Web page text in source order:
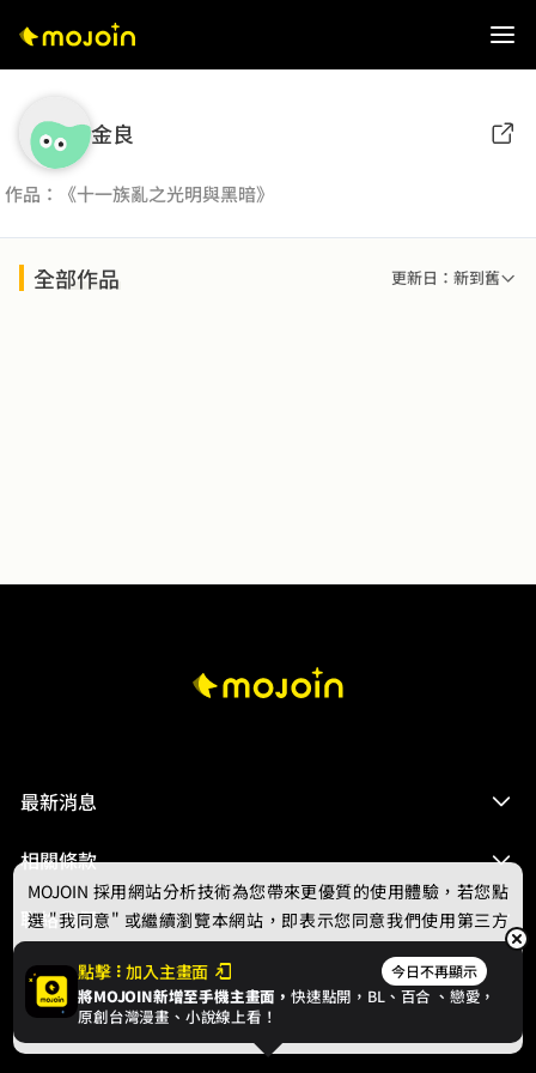
金良
作品：《十一族亂之光明與黑暗》
全部作品 更新日：新到舊
最新消息
相關條款
聯絡我們
© 2024 gamania Digital Entertainment Co., Ltd.
點擊 加入主畫面 今日不再顯示
將MOJOIN新增至手機主畫面，快速點開，BL、 百合 、戀愛，
原創台灣漫畫、小說線上看！
MOJOIN 採用網站分析技術為您帶來更優質的使用體驗，若您點
選 "我同意" 或繼續瀏覽本網站，即表示您同意我們使用第三方
Cookie，欲瞭解更多資訊請見隱私權政策。
我同意